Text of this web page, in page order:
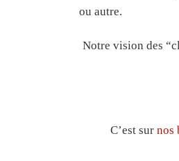
ou autre.
Notre vision des
C’est sur nos